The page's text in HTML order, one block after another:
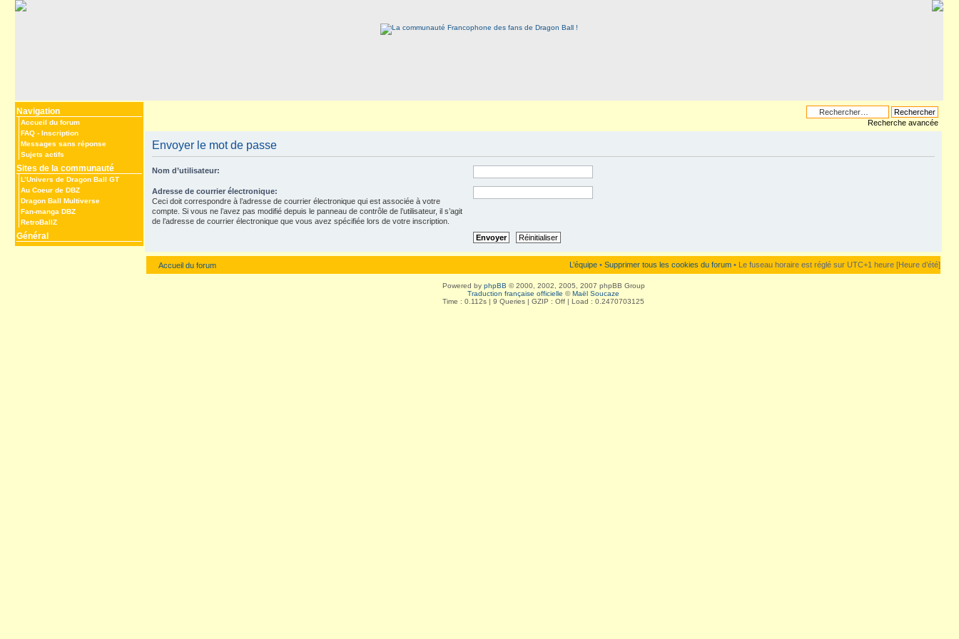
Navigation
Accueil du forum
FAQ - Inscription
Messages sans réponse
Sujets actifs
Sites de la communauté
L’Univers de Dragon Ball GT
Au Coeur de DBZ
Dragon Ball Multiverse
Fan-manga DBZ
RetroBallZ
Général
Recherche avancée
Envoyer le mot de passe
Nom d’utilisateur:
Adresse de courrier électronique:
Ceci doit correspondre à l’adresse de courrier électronique qui est associée à votre
compte. Si vous ne l’avez pas modifié depuis le panneau de contrôle de l’utilisateur, il s’agit
de l’adresse de courrier électronique que vous avez spécifiée lors de votre inscription.
Accueil du forum L’équipe • Supprimer tous les cookies du forum • Le fuseau horaire est réglé sur UTC+1 heure [Heure d’été]
Powered by phpBB © 2000, 2002, 2005, 2007 phpBB Group
Traduction française officielle ©Maël Soucaze
Time : 0.112s | 9 Queries | GZIP : Off | Load : 0.2470703125